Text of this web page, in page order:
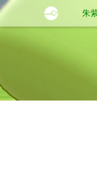
朱